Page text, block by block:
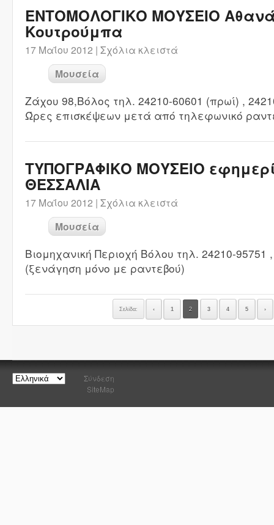
ΕΝΤΟΜΟΛΟΓΙΚΟ ΜΟΥΣΕΙΟ
Κουτρούμπα
17 Μαΐου 2012 | Σχόλια κλειστά
Μουσεία
Ζάχου 98,Βόλος τηλ. 24210-60601 (πρωί) ,
Ώρες επισκέψεων μετά από τηλεφωνικό
ΤΥΠΟΓΡΑΦΙΚΟ ΜΟΥΣΕΙΟ
ΘΕΣΣΑΛΙΑ
17 Μαΐου 2012 | Σχόλια κλειστά
Μουσεία
Βιομηχανική Περιοχή Βόλου τηλ. 24210-95751
(ξενάγηση μόνο με ραντεβού)
Σελίδα: ‹ 1 2 3 4 5 ›
Σύνδεση
SiteMap